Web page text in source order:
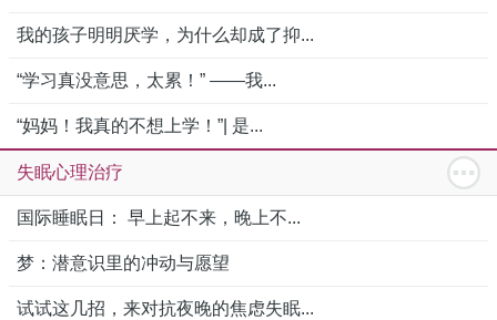
我的孩子明明厌学，为什么却成了抑...
“学习真没意思，太累！” ——我...
“妈妈！我真的不想上学！”| 是...
失眠心理治疗
国际睡眠日： 早上起不来，晚上不...
梦：潜意识里的冲动与愿望
试试这几招，来对抗夜晚的焦虑失眠...